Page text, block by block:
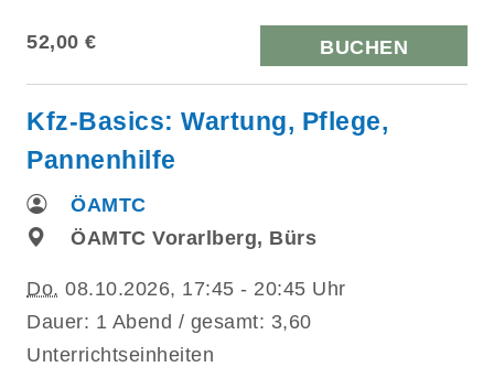
52,00 € BUCHEN
Kfz-Basics: Wartung, Pflege,
Pannenhilfe
ÖAMTC
ÖAMTC Vorarlberg, Bürs
Do. 08.10.2026, 17:45 - 20:45 Uhr
Dauer: 1 Abend / gesamt: 3,60
Unterrichtseinheiten